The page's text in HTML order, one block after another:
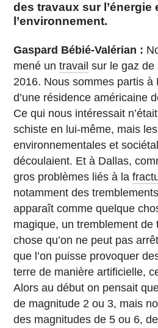
des travaux sur l’énergie
l’environnement.
Gaspard Bébié-Valérian :
mené untravail sur le gaz de
2016. Nous sommes partis à
d’une résidence américaine
Ce qui nous intéressait
schiste en lui-même, mais
environnementales et
découlaient. Et à Dallas,
gros problèmes liés à la
notamment des
apparaît comme quelque
magique, un tremblement de
chose qu’on ne peut pas
que l’on puisse provoquer
terre de manière artificielle,
Alors au début on pensait
de magnitude 2 ou 3, mais
des magnitudes de 5 ou 6,